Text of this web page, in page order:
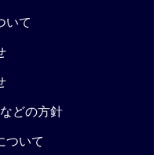
いて
どの方針
ついて